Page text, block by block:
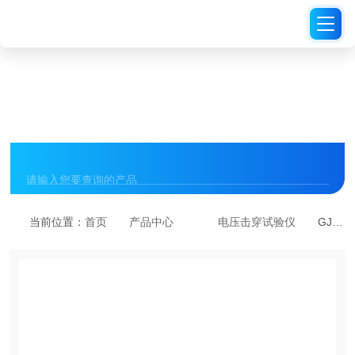
当前位置：首页 产品中心 电压击穿试验仪 GJW-100D电压击穿试验仪